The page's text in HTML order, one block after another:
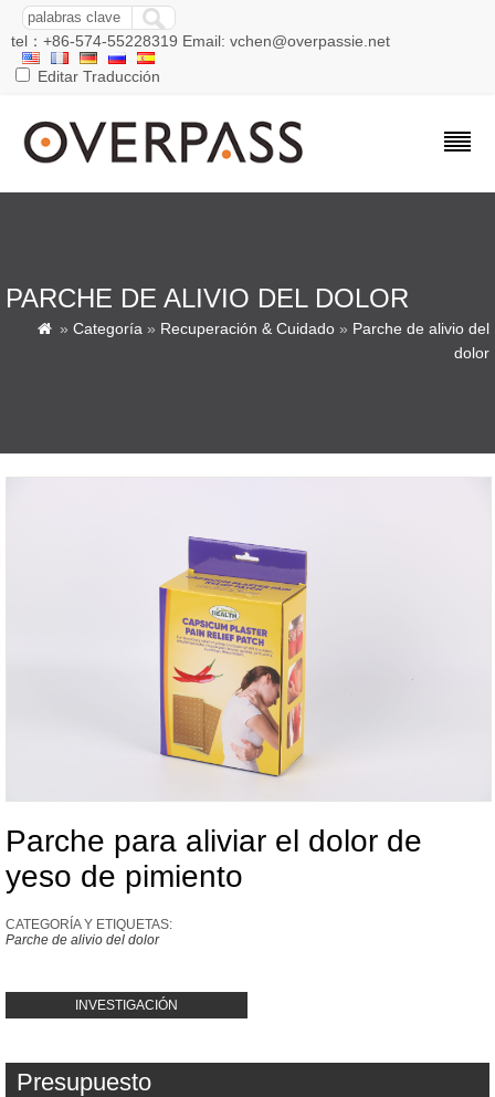
tel：+86-574-55228319 Email: vchen@overpassie.net
Editar Traducción
PARCHE DE ALIVIO DEL DOLOR
 » Categoría » Recuperación & Cuidado » Parche de alivio del
dolor
Parche para aliviar el dolor de
yeso de pimiento
CATEGORÍA Y ETIQUETAS:
Parche de alivio del dolor
INVESTIGACIÓN
Presupuesto